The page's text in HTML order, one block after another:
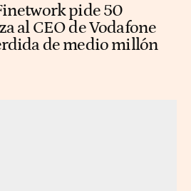
pide 50
al CEO de Vodafone
de medio millón